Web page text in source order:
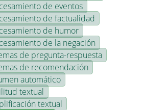
de eventos
de factualidad
de humor
de la negación
de pregunta-respuesta
de recomendación
automático
textual
textual